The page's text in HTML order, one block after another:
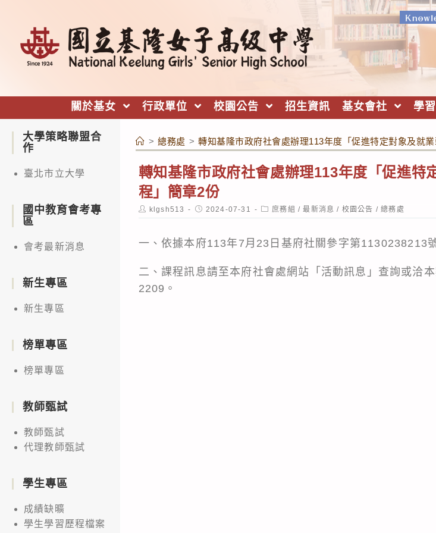
關於基女 行政單位 校園公告 招生資訊 基女會社 學
> 總務處 > 轉知基隆市政府社會處辦理113年度「促進特定對象及就
轉知基隆市政府社會處辦理113年度「促進特
程」簡章2份
Post
author:
klgsh513
Post
published:
2024-07-31
Post
category:
庶務組 / 最新消息 / 校園公告 / 總務處
一、依據本府113年7月23日基府社關參字第1130238213
二、課程訊息請至本府社會處網站「活動訊息」查詢或洽
2209。
大學策略聯盟合
作
臺北市立大學
國中教育會考專
區
會考最新消息
新生專區
新生專區
榜單專區
榜單專區
教師甄試
教師甄試
代理教師甄試
學生專區
成績缺曠
學生學習歷程檔案